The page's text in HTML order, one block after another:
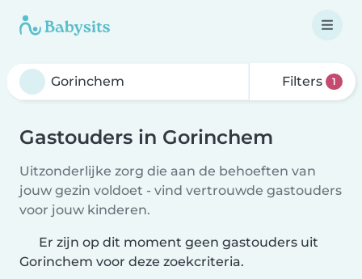
Filters 1
Gastouders in Gorinchem
Uitzonderlijke zorg die aan de behoeften van
jouw gezin voldoet - vind vertrouwde gastouders
voor jouw kinderen.
Er zijn op dit moment geen gastouders uit
Gorinchem voor deze zoekcriteria.